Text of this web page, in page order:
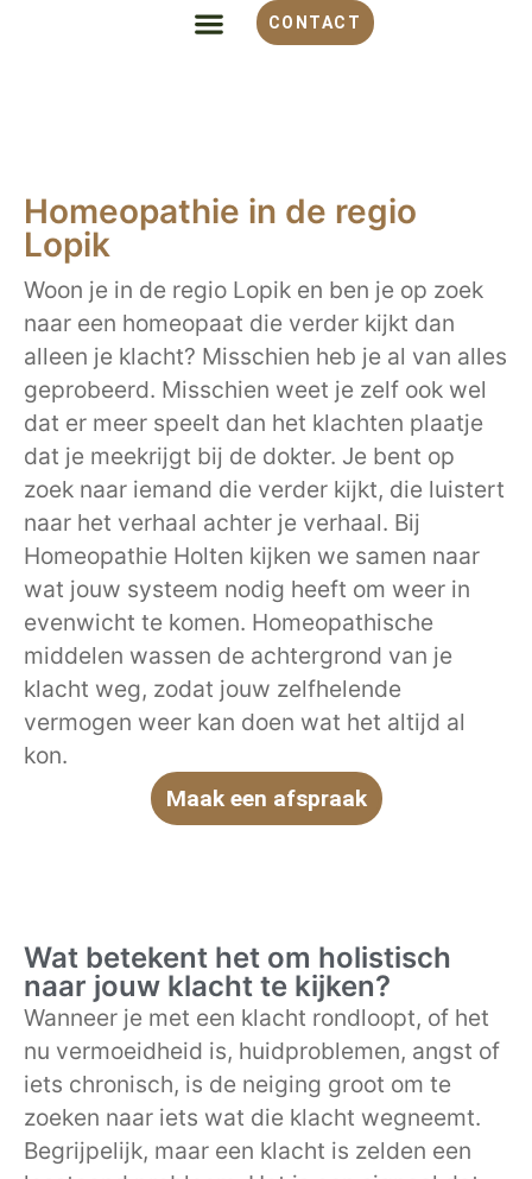
CONTACT
Homeopathie in de regio
Lopik
Woon je in de regio Lopik en ben je op zoek
naar een homeopaat die verder kijkt dan
alleen je klacht? Misschien heb je al van alles
geprobeerd. Misschien weet je zelf ook wel
dat er meer speelt dan het klachten plaatje
dat je meekrijgt bij de dokter. Je bent op
zoek naar iemand die verder kijkt, die luistert
naar het verhaal achter je verhaal. Bij
Homeopathie Holten kijken we samen naar
wat jouw systeem nodig heeft om weer in
evenwicht te komen. Homeopathische
middelen wassen de achtergrond van je
klacht weg, zodat jouw zelfhelende
vermogen weer kan doen wat het altijd al
kon.
Maak een afspraak
Wat betekent het om holistisch
naar jouw klacht te kijken?
Wanneer je met een klacht rondloopt, of het
nu vermoeidheid is, huidproblemen, angst of
iets chronisch, is de neiging groot om te
zoeken naar iets wat die klacht wegneemt.
Begrijpelijk, maar een klacht is zelden een